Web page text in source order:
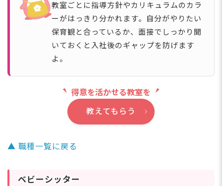
教室ごとに指導方針やカリキュラムのカラ
ーがはっきり分かれます。自分がやりたい
保育観と合っているか、面接でしっかり聞
いておくと入社後のギャップを防げます
よ。
得意を活かせる教室を
教えてもらう
▲ 職種一覧に戻る
ベビーシッター